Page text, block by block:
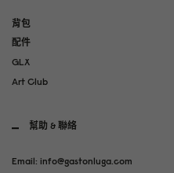
背包
配件
GLX
Art Club
幫助 & 聯絡
Email: info@gastonluga.com